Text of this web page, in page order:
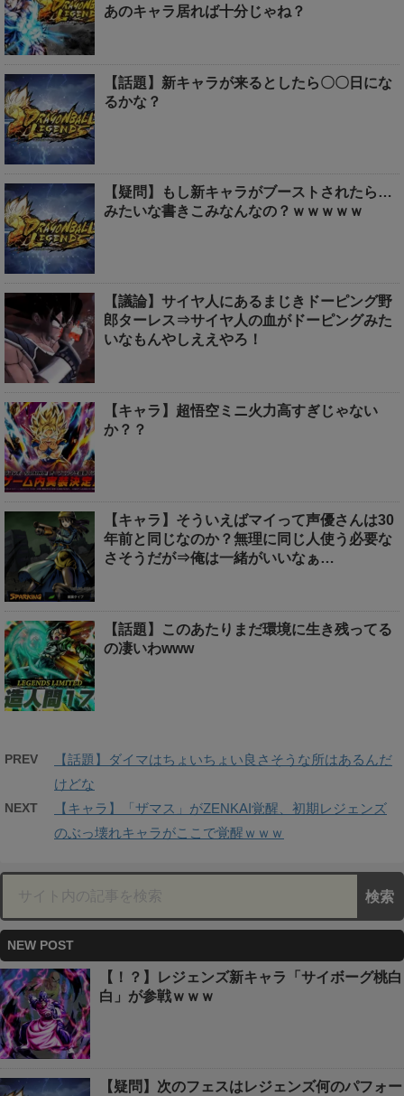
あのキャラ居れば十分じゃね？
【話題】新キャラが来るとしたら〇〇日にな
るかな？
【疑問】もし新キャラがブーストされたら…
みたいな書きこみなんなの？ｗｗｗｗｗ
【議論】サイヤ人にあるまじきドーピング野
郎ターレス⇒サイヤ人の血がドーピングみた
いなもんやしええやろ！
【キャラ】超悟空ミニ火力高すぎじゃない
か？？
【キャラ】そういえばマイって声優さんは30
年前と同じなのか？無理に同じ人使う必要な
さそうだが⇒俺は一緒がいいなぁ…
【話題】このあたりまだ環境に生き残ってる
の凄いわwww
PREV
【話題】ダイマはちょいちょい良さそうな所はあるんだ
けどな
NEXT
【キャラ】「ザマス」がZENKAI覚醒、初期レジェンズ
のぶっ壊れキャラがここで覚醒ｗｗｗ
NEW POST
【！？】レジェンズ新キャラ「サイボーグ桃白
白」が参戦ｗｗｗ
【疑問】次のフェスはレジェンズ何のパフォー